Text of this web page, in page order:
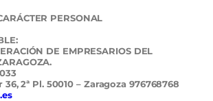
PERSONAL
DE EMPRESARIOS DEL
2ª Pl. 50010 – Zaragoza 976768768